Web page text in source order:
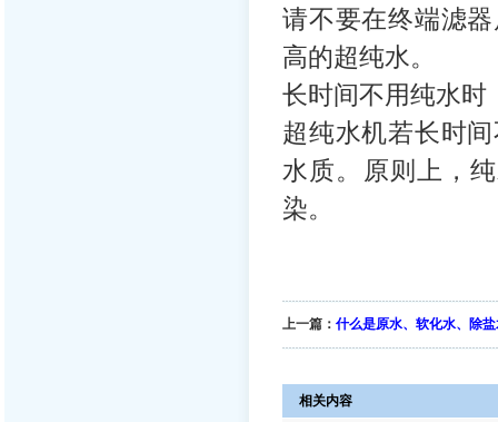
请不要在终端滤
高的超纯水。
长时间不用纯水时
超纯水机若长时
水质。原则上，
染。
上一篇： 什么是原水、软化水、除
相关内容